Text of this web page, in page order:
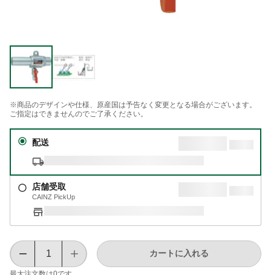
※商品のデザインや仕様、原産国は予告なく変更となる場合がございます。
ご指定はできませんのでご了承ください。
配送
店舗受取
CAINZ PickUp
カートに入れる